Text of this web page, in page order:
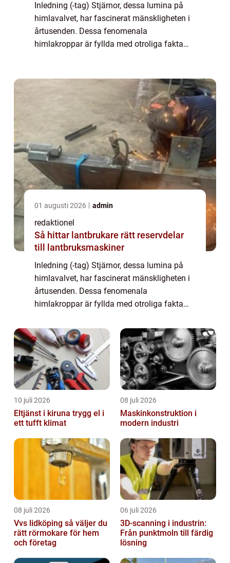
Inledning (-tag) Stjärnor, dessa lumina på
himlavalvet, har fascinerat mänskligheten i
årtusenden. Dessa fenomenala
himlakroppar är fyllda med otroliga fakta
01 augusti 2026 admin
redaktionel
Så hittar lantbrukare rätt reservdelar
till lantbruksmaskiner
Inledning (-tag) Stjärnor, dessa lumina på
himlavalvet, har fascinerat mänskligheten i
årtusenden. Dessa fenomenala
himlakroppar är fyllda med otroliga fakta
utforska. I denna artikel kommer vi att ge dig
en...
10 juli 2026
Eltjänst i kiruna trygg el i
ett tufft klimat
08 juli 2026
Maskinkonstruktion i
modern industri
08 juli 2026
Vvs lidköping så väljer du
rätt rörmokare för hem
och företag
06 juli 2026
3D-scanning i industrin:
Från punktmoln till färdig
lösning